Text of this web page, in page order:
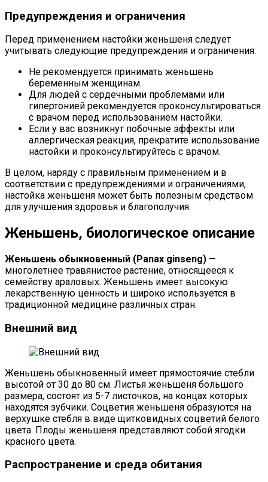
Предупреждения и ограничения
Перед применением настойки женьшеня следует
учитывать следующие предупреждения и ограничения:
Не рекомендуется принимать женьшень
беременным женщинам.
Для людей с сердечными проблемами или
гипертонией рекомендуется проконсультироваться
с врачом перед использованием настойки.
Если у вас возникнут побочные эффекты или
аллергическая реакция, прекратите использование
настойки и проконсультируйтесь с врачом.
В целом, наряду с правильным применением и в
соответствии с предупреждениями и ограничениями,
настойка женьшеня может быть полезным средством
для улучшения здоровья и благополучия.
Женьшень, биологическое описание
Женьшень обыкновенный (Panax ginseng) —
многолетнее травянистое растение, относящееся к
семейству араловых. Женьшень имеет высокую
лекарственную ценность и широко используется в
традиционной медицине различных стран.
Внешний вид
Женьшень обыкновенный имеет прямостоячие стебли
высотой от 30 до 80 см. Листья женьшеня большого
размера, состоят из 5-7 листочков, на концах которых
находятся зубчики. Соцветия женьшеня образуются на
верхушке стебля в виде щитковидных соцветий белого
цвета. Плоды женьшеня представляют собой ягодки
красного цвета.
Распространение и среда обитания